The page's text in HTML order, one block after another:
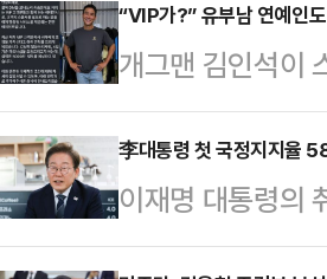
'아빠 찬스', 중국
100점짜리 공직
은 16일 YTN라
솔직하게, 객관적
다"며 "(인사청문
확하게 이야기를…
“VIP가?” 유부남 연예인
개그맨 김인석이
난 14일 자신의
하신다고요? 제
시지)을 공개했다
이전시로, 고액의
李대통령 첫 국정지지율
이재명 대통령의
론조사 결과가